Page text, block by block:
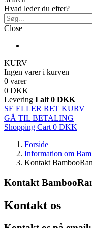
Hvad leder du efter?
Close
KURV
Ingen varer i kurven
0 varer
0 DKK
Levering I alt 0 DKK
SE ELLER RET KURV
GÅ TIL BETALING
Shopping Cart 0 DKK
Forside
Information om
Kontakt
Kontakt
Kontakt os